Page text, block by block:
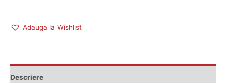
Adauga la Wishlist
Descriere